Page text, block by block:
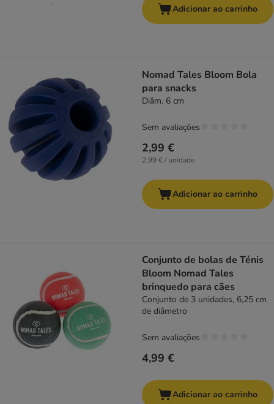
Adicionar ao carrinho
Nomad Tales Bloom Bola
para snacks
Diâm. 6 cm
2,99 €
2,99 € / unidade
Sem avaliações
Adicionar ao carrinho
Conjunto de bolas de Ténis
Bloom Nomad Tales
brinquedo para cães
Conjunto de 3 unidades, 6,25 cm
de diâmetro
4,99 €
Sem avaliações
Adicionar ao carrinho